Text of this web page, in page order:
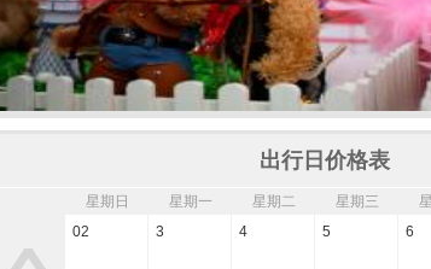
出行日价格表
星期日 星期一 星期二 星期三
02
3 4 5 6